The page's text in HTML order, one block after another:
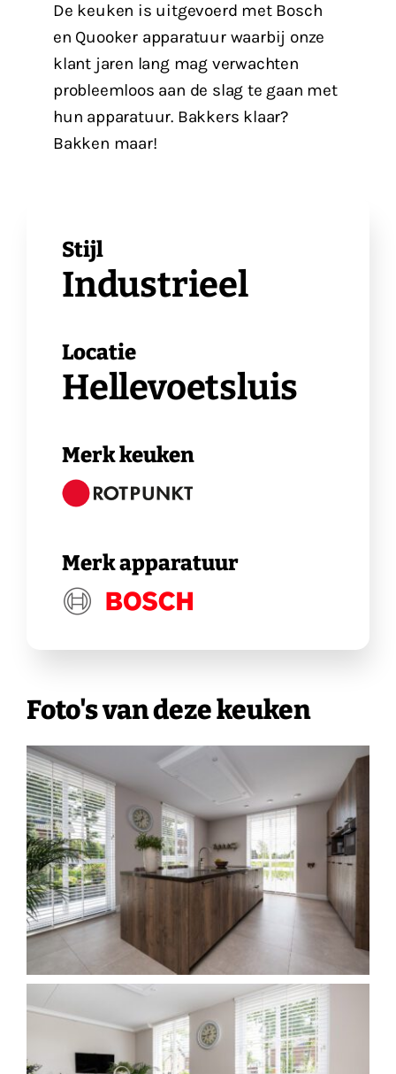
De keuken is uitgevoerd met Bosch
en Quooker apparatuur waarbij onze
klant jaren lang mag verwachten
probleemloos aan de slag te gaan met
hun apparatuur. Bakkers klaar?
Bakken maar!
Stijl
Industrieel
Locatie
Hellevoetsluis
Merk keuken
Merk apparatuur
Foto's van deze keuken